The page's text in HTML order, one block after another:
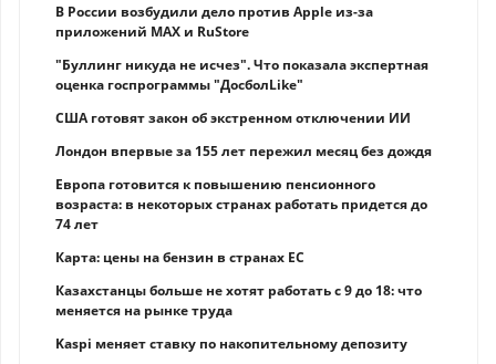
В России возбудили дело против Apple из-за
приложений MAX и RuStore
"Буллинг никуда не исчез". Что показала экспертная
оценка госпрограммы "ДосболLike"
США готовят закон об экстренном отключении ИИ
Лондон впервые за 155 лет пережил месяц без дождя
Европа готовится к повышению пенсионного
возраста: в некоторых странах работать придется до
74 лет
Карта: цены на бензин в странах ЕС
Казахстанцы больше не хотят работать с 9 до 18: что
меняется на рынке труда
Kaspi меняет ставку по накопительному депозиту